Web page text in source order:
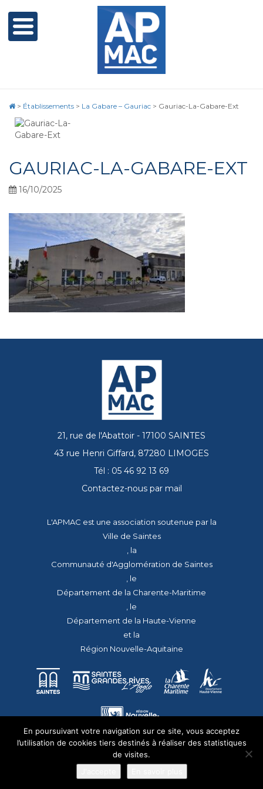
> Établissements > La Gabare – Gauriac > Gauriac-La-Gabare-Ext
GAURIAC-LA-GABARE-EXT
16/10/2025
21, rue de l'Abattoir - 17100 SAINTES
43 rue Henri Giffard, 87280 LIMOGES
Tél : 05 46 92 13 69
Contactez-nous par mail
L'APMAC est une association soutenue par la
Ville de Saintes
, la
Communauté d'Agglomération de Saintes
, le
Département de la Charente-Maritime
, le
Département de la Haute-Vienne
et la
Région Nouvelle-Aquitaine
© 2026 - Tous droits réservés - apmac.fr - réalisation :
En poursuivant votre navigation sur ce site, vous acceptez
l’utilisation de cookies tiers destinés à réaliser des statistiques
de visites.